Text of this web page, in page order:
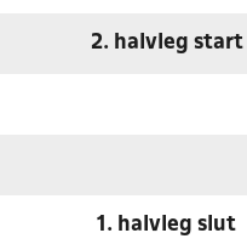
2. halvleg start
1. halvleg slut